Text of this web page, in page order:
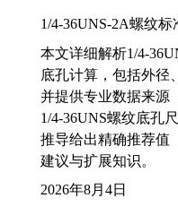
1/4-36UNS-2A螺纹标
本文详细解析1/4-
底孔计算，包括外径
并提供专业数据来源
1/4-36UNS螺纹底孔
推导给出精确推荐值
建议与扩展知识。
2026年8月4日